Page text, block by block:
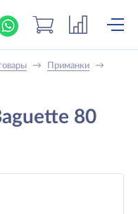
+7 (919) 698-56-
→ Приманки
→
80